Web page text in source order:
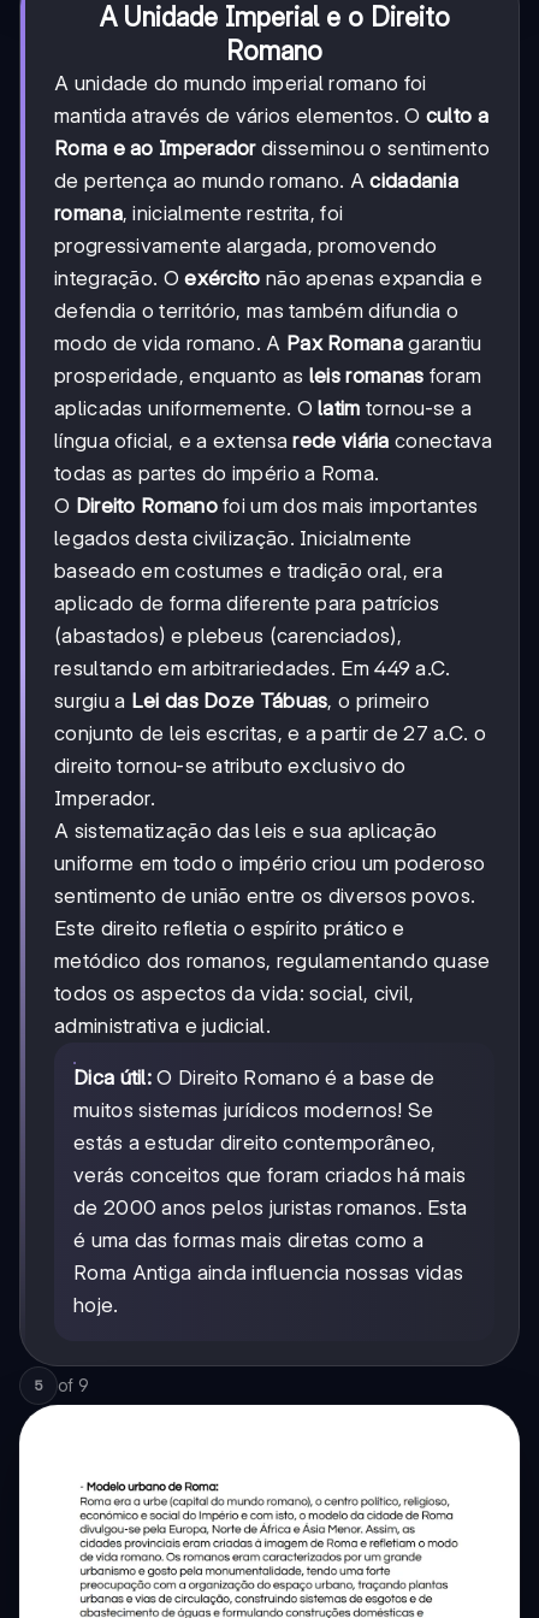
A Unidade Imperial e o Direito
Romano
A unidade do mundo imperial romano foi
mantida através de vários elementos. O culto a
Roma e ao Imperadordisseminou o sentimento
de pertença ao mundo romano. Acidadania
romana, inicialmente restrita, foi
progressivamente alargada, promovendo
integração. Oexército não apenas expandia e
defendia o território, mas também difundia o
modo de vida romano. A Pax Romanagarantiu
prosperidade, enquanto as leis romanas foram
aplicadas uniformemente. Olatim tornou-se a
língua oficial, e a extensarede viária conectava
todas as partes do império a Roma.
O Direito Romanofoi um dos mais importantes
legados desta civilização. Inicialmente
baseado em costumes e tradição oral, era
aplicado de forma diferente para patrícios
(abastados) e plebeus (carenciados),
resultando em arbitrariedades. Em 449 a.C.
surgiu a Lei das Doze Tábuas, o primeiro
conjunto de leis escritas, e a partir de 27 a.C. o
direito tornou-se atributo exclusivo do
Imperador.
A sistematização das leis e sua aplicação
uniforme em todo o império criou um poderoso
sentimento de união entre os diversos povos.
Este direito refletia o espírito prático e
metódico dos romanos, regulamentando quase
todos os aspectos da vida: social, civil,
administrativa e judicial.
Dica útil: O Direito Romano é a base de
muitos sistemas jurídicos modernos! Se
estás a estudar direito contemporâneo,
verás conceitos que foram criados há mais
de 2000 anos pelos juristas romanos. Esta
é uma das formas mais diretas como a
Roma Antiga ainda influencia nossas vidas
hoje.
5 of 9